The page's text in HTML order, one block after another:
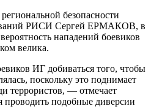
безопасности
РИСИ Сергей ЕРМАКОВ, в
нападений боевиков
велика.
ИГ добиваться того, чтобы
поскольку это поднимает
террористов, — отмечает
подобные диверсии